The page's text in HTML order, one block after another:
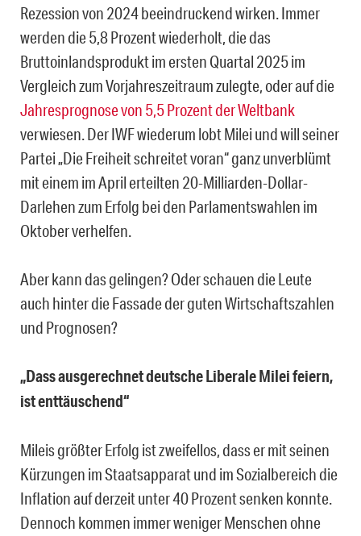
Rezession von 2024 beeindruckend wirken. Immer
werden die 5,8 Prozent wiederholt, die das
Bruttoinlandsprodukt im ersten Quartal 2025 im
Vergleich zum Vorjahreszeitraum zulegte, oder auf die
Jahresprognose von 5,5 Prozent der Weltbank
verwiesen. Der IWF wiederum lobt Milei und will seiner
Partei „Die Freiheit schreitet voran“ ganz unverblümt
mit einem im April erteilten 20-Milliarden-Dollar-
Darlehen zum Erfolg bei den Parlamentswahlen im
Oktober verhelfen.
Aber kann das gelingen? Oder schauen die Leute
auch hinter die Fassade der guten Wirtschaftszahlen
und Prognosen?
„Dass ausgerechnet deutsche Liberale Milei feiern,
ist enttäuschend“
Mileis größter Erfolg ist zweifellos, dass er mit seinen
Kürzungen im Staatsapparat und im Sozialbereich die
Inflation auf derzeit unter 40 Prozent senken konnte.
Dennoch kommen immer weniger Menschen ohne